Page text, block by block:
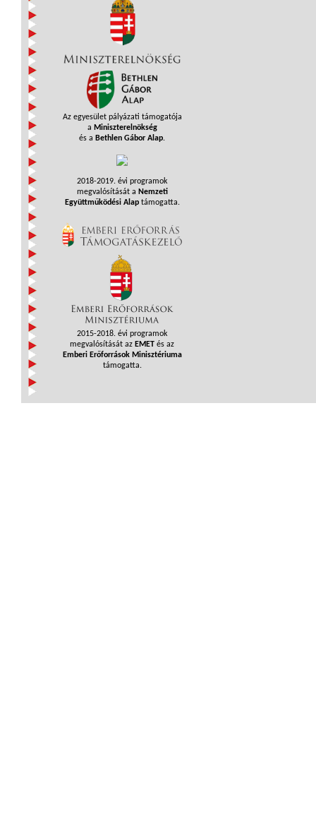
Az egyesület pályázati támogatója
a Miniszterelnökség
és a Bethlen Gábor Alap.
2018-2019. évi programok
megvalósítását a Nemzeti
Együttműködési Alaptámogatta.
2015-2018. évi programok
megvalósítását az EMET és az
Emberi Erőforrások Minisztériuma
támogatta.